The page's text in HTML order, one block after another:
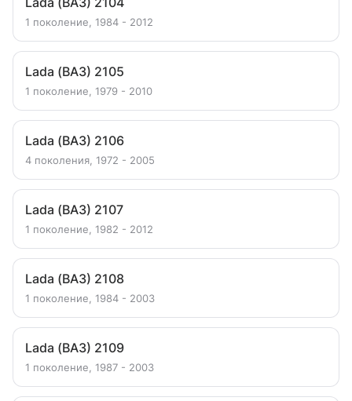
1 поколение, 1984 - 2012
Lada (ВАЗ) 2105
1 поколение, 1979 - 2010
Lada (ВАЗ) 2106
4 поколения, 1972 - 2005
Lada (ВАЗ) 2107
1 поколение, 1982 - 2012
Lada (ВАЗ) 2108
1 поколение, 1984 - 2003
Lada (ВАЗ) 2109
1 поколение, 1987 - 2003